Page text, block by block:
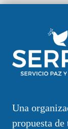
Una
propuesta